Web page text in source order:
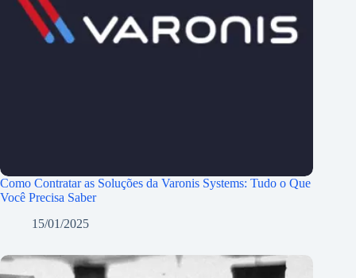
Como Contratar as Soluções da Varonis Systems: Tudo o Que
Você Precisa Saber
15/01/2025